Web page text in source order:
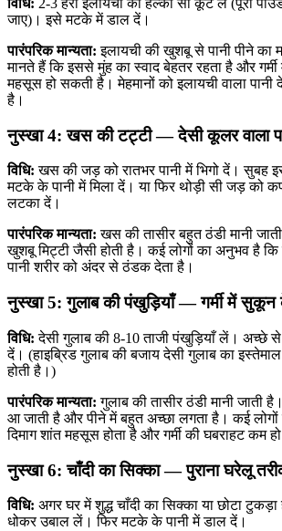
विधि: 2-3 हरी इलायची को हल्का सा कूट लें (पूरा
जाए)। इसे मटके में डाल दें।
पारंपरिक मान्यता: इलायची की खुशबू से पानी पीने का
मानते हैं कि इससे मुंह का स्वाद बेहतर रहता है और
महसूस हो सकती है। मेहमानों को इलायची वाला पानी
है।
नुस्खा 4: खस की टट्टी — देसी कूलर वाला
विधि: खस की जड़ को रातभर पानी में भिगो दें। सुबह
मटके के पानी में मिला दें। या फिर थोड़ी सी जड़ को
लटका दें।
पारंपरिक मान्यता: खस की तासीर बहुत ठंडी मानी
खुशबू मिट्टी जैसी होती है। कई लोगों का अनुभव है कि
पानी शरीर को अंदर से ठंडक देता है।
नुस्खा 5: गुलाब की पंखुड़ियाँ — गर्मी में सुकून
विधि: देसी गुलाब की 8-10 ताजी पंखुड़ियाँ लें। अच्छे
दें। (हाइब्रिड गुलाब की बजाय देसी गुलाब का
होती है।)
पारंपरिक मान्यता: गुलाब की तासीर ठंडी मानी जाती
आ जाती है और पीने में बहुत अच्छा लगता है। कई
दिमाग शांत महसूस होता है और गर्मी की घबराहट कम
नुस्खा 6: चाँदी का सिक्का — पुराना घरेलू
विधि: अगर घर में शुद्ध चाँदी का सिक्का या छोटा
धोकर उबाल लें। फिर मटके के पानी में डाल दें।